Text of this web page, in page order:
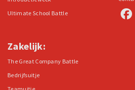
Ultimate School Battle
Zakelijk:
The Great Company Battle
Bedrijfsuitje